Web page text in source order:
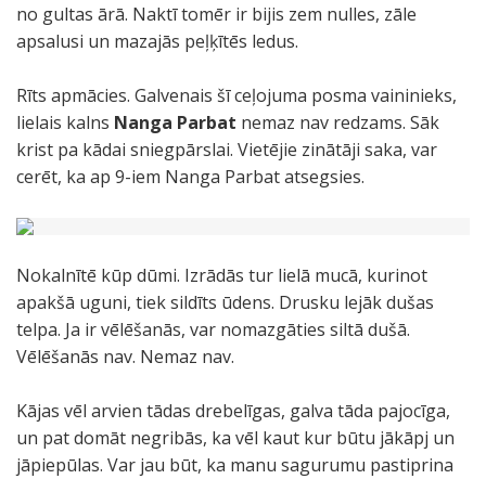
no gultas ārā. Naktī tomēr ir bijis zem nulles, zāle
apsalusi un mazajās peļķītēs ledus.
Rīts apmācies. Galvenais šī ceļojuma posma vaininieks,
lielais kalns Nanga Parbat nemaz nav redzams. Sāk
krist pa kādai sniegpārslai. Vietējie zinātāji saka, var
cerēt, ka ap 9-iem Nanga Parbat atsegsies.
Nokalnītē kūp dūmi. Izrādās tur lielā mucā, kurinot
apakšā uguni, tiek sildīts ūdens. Drusku lejāk dušas
telpa. Ja ir vēlēšanās, var nomazgāties siltā dušā.
Vēlēšanās nav. Nemaz nav.
Kājas vēl arvien tādas drebelīgas, galva tāda pajocīga,
un pat domāt negribās, ka vēl kaut kur būtu jākāpj un
jāpiepūlas. Var jau būt, ka manu sagurumu pastiprina